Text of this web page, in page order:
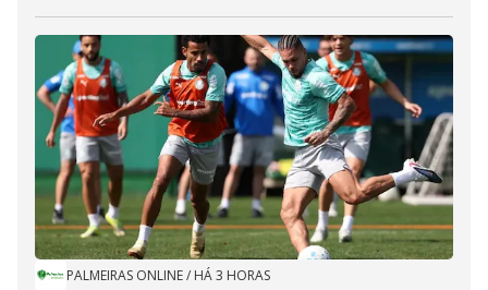
PALMEIRAS ONLINE/ HÁ 3 HORAS